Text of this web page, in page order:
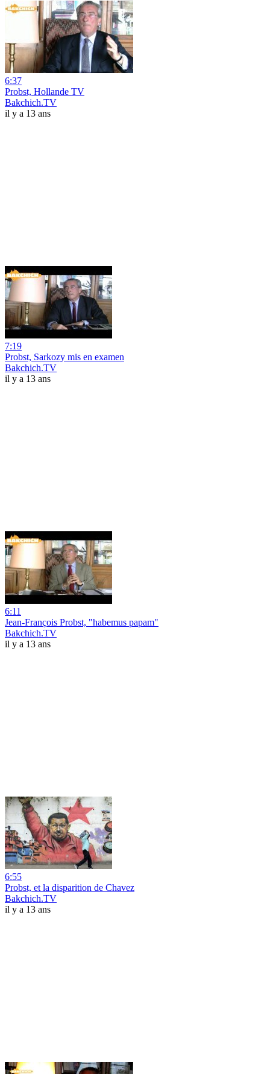
6:37
Probst, Hollande TV
Bakchich.TV
il y a 13 ans
7:19
Probst, Sarkozy mis en examen
Bakchich.TV
il y a 13 ans
6:11
Jean-François Probst, "habemus papam"
Bakchich.TV
il y a 13 ans
6:55
Probst, et la disparition de Chavez
Bakchich.TV
il y a 13 ans